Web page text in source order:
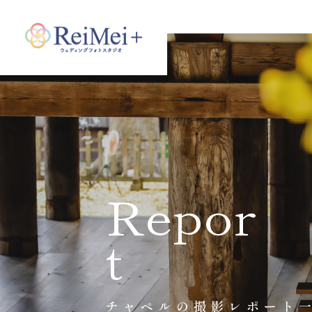
Repor
t
チャペルの撮影レポート